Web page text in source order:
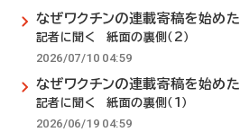
なぜワクチンの連載寄稿を始めた
記者に聞く 紙面の裏側（2）
2026/07/10 04:59
なぜワクチンの連載寄稿を始めた
記者に聞く 紙面の裏側（1）
2026/06/19 04:59